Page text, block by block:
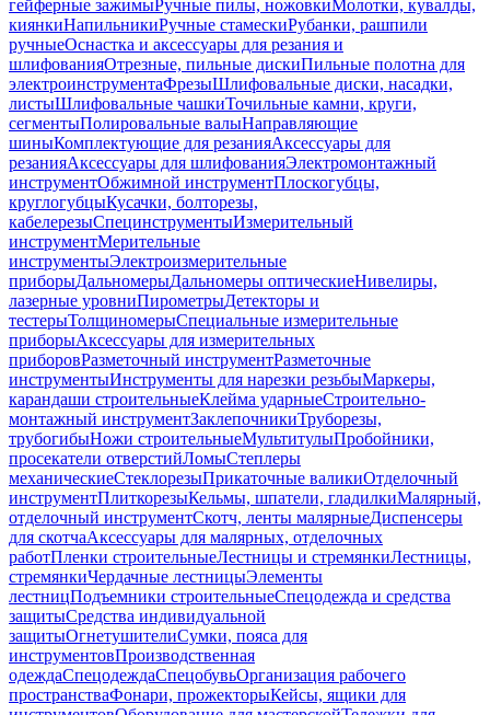
гейферные зажимыРучные пилы, ножовкиМолотки, кувалды,
киянкиНапильникиРучные стамескиРубанки, рашпили
ручныеОснастка и аксессуары для резания и
шлифованияОтрезные, пильные дискиПильные полотна для
электроинструментаФрезыШлифовальные диски, насадки,
листыШлифовальные чашкиТочильные камни, круги,
сегментыПолировальные валыНаправляющие
шиныКомплектующие для резанияАксессуары для
резанияАксессуары для шлифованияЭлектромонтажный
инструментОбжимной инструментПлоскогубцы,
круглогубцыКусачки, болторезы,
кабелерезыСпецинструментыИзмерительный
инструментМерительные
инструментыЭлектроизмерительные
приборыДальномерыДальномеры оптическиеНивелиры,
лазерные уровниПирометрыДетекторы и
тестерыТолщиномерыСпециальные измерительные
приборыАксессуары для измерительных
приборовРазметочный инструментРазметочные
инструментыИнструменты для нарезки резьбыМаркеры,
карандаши строительныеКлейма ударныеСтроительно-
монтажный инструментЗаклепочникиТруборезы,
трубогибыНожи строительныеМультитулыПробойники,
просекатели отверстийЛомыСтеплеры
механическиеСтеклорезыПрикаточные валикиОтделочный
инструментПлиткорезыКельмы, шпатели, гладилкиМалярный,
отделочный инструментСкотч, ленты малярныеДиспенсеры
для скотчаАксессуары для малярных, отделочных
работПленки строительныеЛестницы и стремянкиЛестницы,
стремянкиЧердачные лестницыЭлементы
лестницПодъемники строительныеСпецодежда и средства
защитыСредства индивидуальной
защитыОгнетушителиСумки, пояса для
инструментовПроизводственная
одеждаСпецодеждаСпецобувьОрганизация рабочего
пространстваФонари, прожекторыКейсы, ящики для